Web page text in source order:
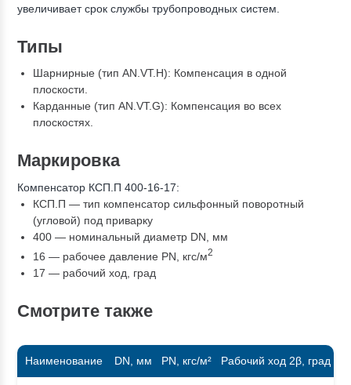
увеличивает срок службы трубопроводных систем.
Типы
Шарнирные (тип AN.VT.H): Компенсация в одной
плоскости.
Карданные (тип AN.VT.G): Компенсация во всех
плоскостях.
Маркировка
Компенсатор КСП.П 400-16-17:
КСП.П — тип компенсатор сильфонный поворотный
(угловой) под приварку
400 — номинальный диаметр DN, мм
16 — рабочее давление PN, кгc/м2
17 — рабочий ход, град
Смотрите также
Наименование DN, мм PN, кгс/м² Рабочий ход 2β, град